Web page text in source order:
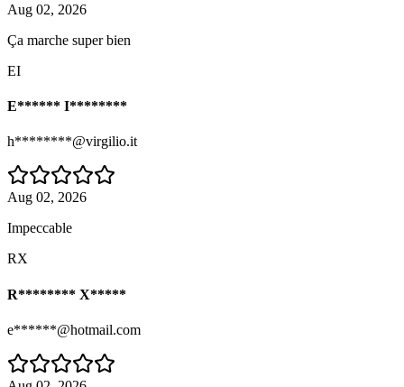
Aug 02, 2026
Ça marche super bien
EI
E****** I********
h********@virgilio.it
Aug 02, 2026
Impeccable
RX
R******** X*****
e******@hotmail.com